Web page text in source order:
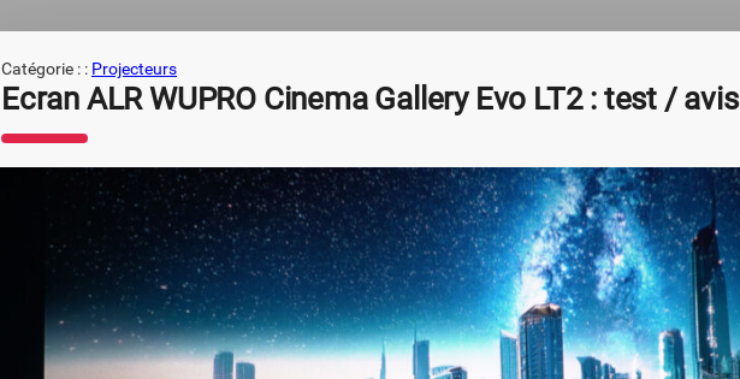
Catégorie : : Projecteurs
Ecran ALR WUPRO Cinema Gallery Evo LT2 : test / avis